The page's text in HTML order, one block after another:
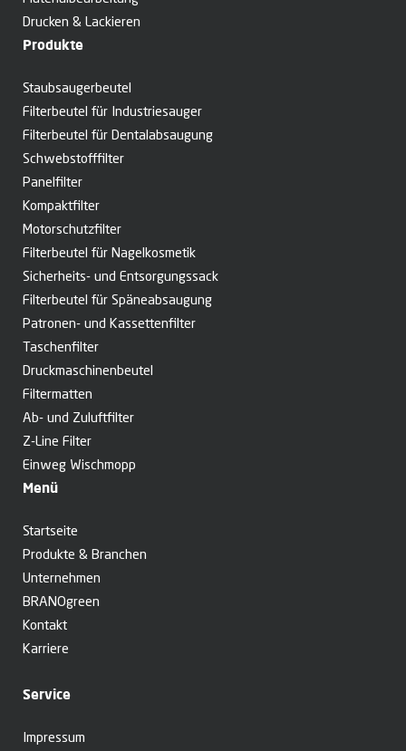
Drucken & Lackieren
Produkte
Staubsaugerbeutel
Filterbeutel für Industriesauger
Filterbeutel für Dental­absaugung
Schwebstoff­filter
Panelfilter
Kompaktfilter
Motorschutz­filter
Filterbeutel für Nagelkosmetik
Sicherheits- und Entsorgungs­sack
Filterbeutel für Späne­absaugung
Patronen- und Kassettenfilter
Taschenfilter
Druckmaschinen­beutel
Filtermatten
Ab- und Zuluftfilter
Z-Line Filter
Einweg Wischmopp
Menü
Startseite
Produkte & Branchen
Unternehmen
BRANOgreen
Kontakt
Karriere
Service
Impressum